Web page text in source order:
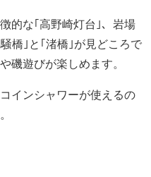
的な｢高野崎灯台｣、岩場
橋｣と｢渚橋｣が見どころで
磯遊びが楽しめます。
インシャワーが使えるの